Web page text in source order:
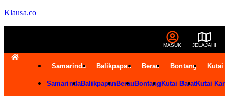
Klausa.co
MASUK JELAJAHI
Samarinda Balikpapan Berau Bontang Kutai
SamarindaBalikpapanBerau Bontang Kutai BaratKutai